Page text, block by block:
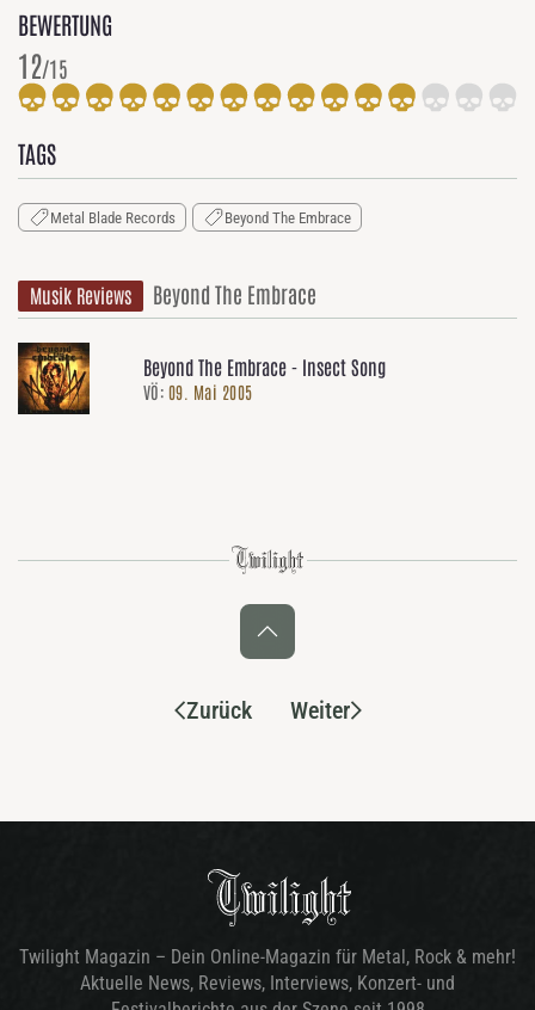
BEWERTUNG
12/15
TAGS
Metal Blade Records Beyond The Embrace
Musik Reviews Beyond The Embrace
Beyond The Embrace - Insect Song
VÖ: 09. Mai 2005
Zurück Weiter
Twilight Magazin – Dein Online-Magazin für Metal, Rock & mehr!
Aktuelle News, Reviews, Interviews, Konzert- und